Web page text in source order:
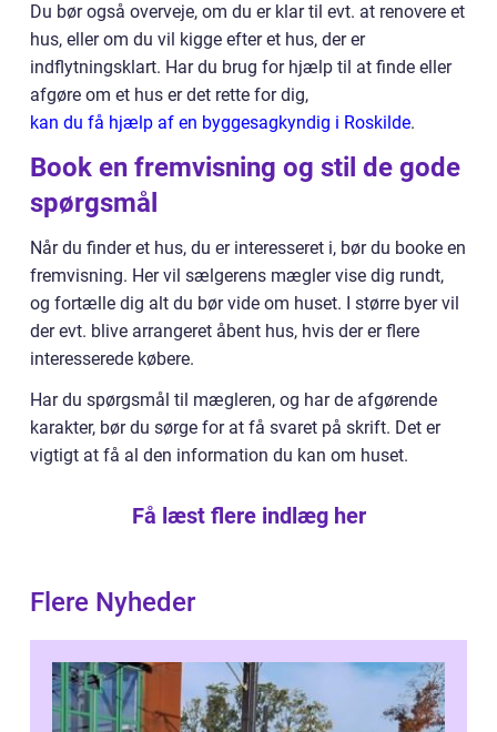
Du bør også overveje, om du er klar til evt. at renovere et
hus, eller om du vil kigge efter et hus, der er
indflytningsklart. Har du brug for hjælp til at finde eller
afgøre om et hus er det rette for dig,
kan du få hjælp af en byggesagkyndig i Roskilde.
Book en fremvisning og stil de gode
spørgsmål
Når du finder et hus, du er interesseret i, bør du booke en
fremvisning. Her vil sælgerens mægler vise dig rundt,
og fortælle dig alt du bør vide om huset. I større byer vil
der evt. blive arrangeret åbent hus, hvis der er flere
interesserede købere.
Har du spørgsmål til mægleren, og har de afgørende
karakter, bør du sørge for at få svaret på skrift. Det er
vigtigt at få al den information du kan om huset.
Få læst flere indlæg her
Flere Nyheder